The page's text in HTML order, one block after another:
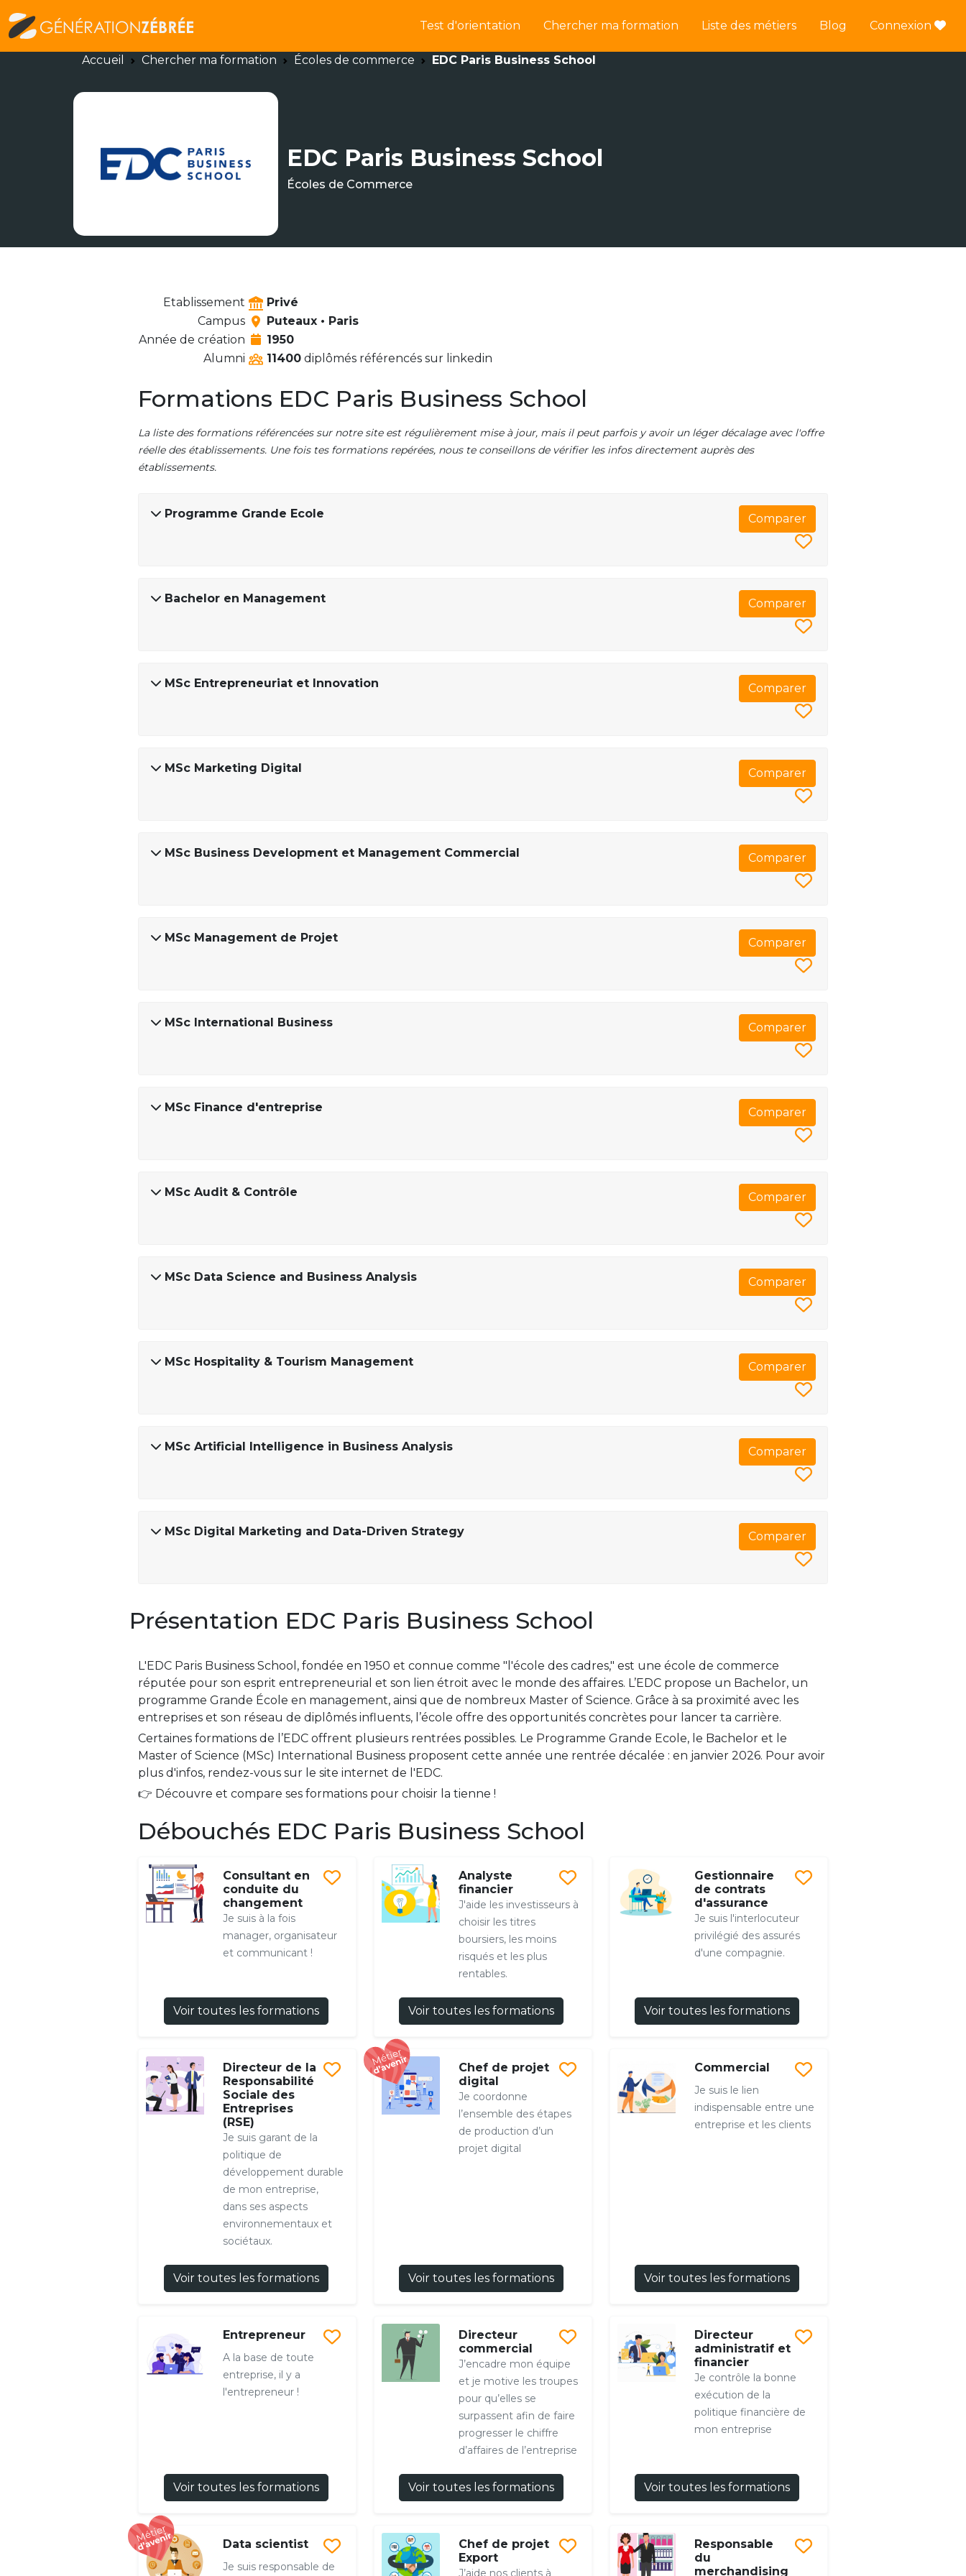
Test d'orientation Chercher ma formation Liste des métiers Blog Connexion
Accueil Chercher ma formation Écoles de commerce EDC Paris Business School
EDC Paris Business School
Écoles de Commerce
Etablissement
Privé
Campus
Puteaux • Paris
Année de création
1950
Alumni
11400 diplômés référencés sur linkedin
Formations EDC Paris Business School
La liste des formations référencées sur notre site est régulièrement mise à jour, mais il peut parfois y avoir un léger décalage avec l'offre
réelle des établissements. Une fois tes formations repérées, nous te conseillons de vérifier les infos directement auprès des
établissements.
Programme Grande Ecole Comparer
Bachelor en Management Comparer
MSc Entrepreneuriat et Innovation Comparer
MSc Marketing Digital Comparer
MSc Business Development et Management Commercial Comparer
MSc Management de Projet Comparer
MSc International Business Comparer
MSc Finance d'entreprise Comparer
MSc Audit & Contrôle Comparer
MSc Data Science and Business Analysis Comparer
MSc Hospitality & Tourism Management Comparer
MSc Artificial Intelligence in Business Analysis Comparer
MSc Digital Marketing and Data-Driven Strategy Comparer
Présentation EDC Paris Business School
L'EDC Paris Business School, fondée en 1950 et connue comme "l'école des cadres," est une école de commerce
réputée pour son esprit entrepreneurial et son lien étroit avec le monde des affaires. L’EDC propose un Bachelor, un
programme Grande École en management, ainsi que de nombreux Master of Science. Grâce à sa proximité avec les
entreprises et son réseau de diplômés influents, l’école offre des opportunités concrètes pour lancer ta carrière.
Certaines formations de l’EDC offrent plusieurs rentrées possibles. Le Programme Grande Ecole, le Bachelor et le
Master of Science (MSc) International Business proposent cette année une rentrée décalée : en janvier 2026. Pour avoir
plus d'infos, rendez-vous sur le site internet de l'EDC.
👉 Découvre et compare ses formations pour choisir la tienne !
Débouchés EDC Paris Business School
Consultant en
conduite du
changement
Je suis à la fois
manager, organisateur
et communicant !
Voir toutes les formations
Analyste
financier
J'aide les investisseurs à
choisir les titres
boursiers, les moins
risqués et les plus
rentables.
Voir toutes les formations
Gestionnaire
de contrats
d'assurance
Je suis l'interlocuteur
privilégié des assurés
d'une compagnie.
Voir toutes les formations
Directeur de la
Responsabilité
Sociale des
Entreprises
(RSE)
Je suis garant de la
politique de
développement durable
de mon entreprise,
dans ses aspects
environnementaux et
sociétaux.
Voir toutes les formations
Chef de projet
digital
Je coordonne
l’ensemble des étapes
de production d’un
projet digital
Voir toutes les formations
Commercial
Je suis le lien
indispensable entre une
entreprise et les clients
Voir toutes les formations
Entrepreneur
A la base de toute
entreprise, il y a
l'entrepreneur !
Voir toutes les formations
Directeur
commercial
J’encadre mon équipe
et je motive les troupes
pour qu’elles se
surpassent afin de faire
progresser le chiffre
d’affaires de l’entreprise
Voir toutes les formations
Directeur
administratif et
financier
Je contrôle la bonne
exécution de la
politique financière de
mon entreprise
Voir toutes les formations
Data scientist
Je suis responsable de
Chef de projet
Export
J’aide nos clients à
Responsable
du
merchandising